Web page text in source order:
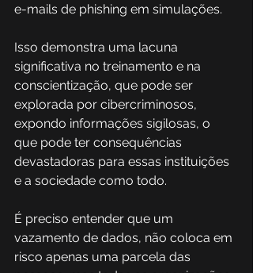
e-mails de phishing em simulações.
Isso demonstra uma lacuna
significativa no treinamento e na
conscientização, que pode ser
explorada por cibercriminosos,
expondo informações sigilosas, o
que pode ter consequências
devastadoras para essas instituições
e a sociedade como todo.
É preciso entender que um
vazamento de dados, não coloca em
risco apenas uma parcela das